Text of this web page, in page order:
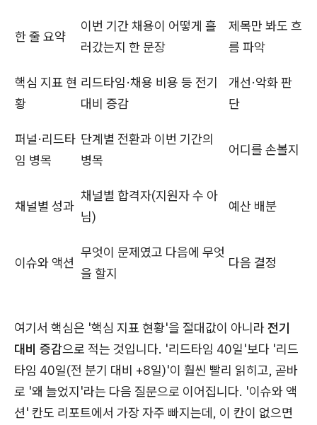
한 줄 요약
이번 기간 채용이 어떻게 흘
러갔는지 한 문장
제목만 봐도 흐
름 파악
핵심 지표 현
황
리드타임·채용 비용 등 전기
대비 증감
개선·악화 판
단
퍼널·리드타
임 병목
단계별 전환과 이번 기간의
병목
어디를 손볼지
채널별 성과
채널별 합격자(지원자 수 아
님)
예산 배분
이슈와 액션
무엇이 문제였고 다음에 무엇
을 할지
다음 결정
여기서 핵심은 '핵심 지표 현황'을 절대값이 아니라전기
대비 증감으로 적는 것입니다. '리드타임 40일'보다 '리드
타임 40일(전 분기 대비 +8일)'이 훨씬 빨리 읽히고, 곧바
로 '왜 늘었지'라는 다음 질문으로 이어집니다. '이슈와 액
션' 칸도 리포트에서 가장 자주 빠지는데, 이 칸이 없으면